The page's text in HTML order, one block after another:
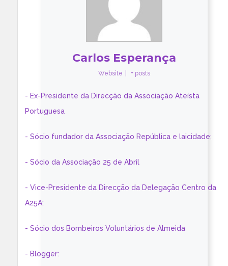
Carlos Esperança
Website + posts
- Ex-Presidente da Direcção da Associação Ateísta
Portuguesa
- Sócio fundador da Associação República e laicidade;
- Sócio da Associação 25 de Abril
- Vice-Presidente da Direcção da Delegação Centro da
A25A;
- Sócio dos Bombeiros Voluntários de Almeida
- Blogger: